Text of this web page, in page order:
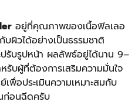
อยู่ที่คุณภาพของเนื้อฟิลเลอ
บผิวได้อย่างเป็นธรรมชาติ
ปรับรูปหน้า ผลลัพธ์อยู่ได้นาน 9–
รับผู้ที่ต้องการเสริมความมั่นใจ
อประเมินความเหมาะสมกับ
ก่อนฉีดครับ